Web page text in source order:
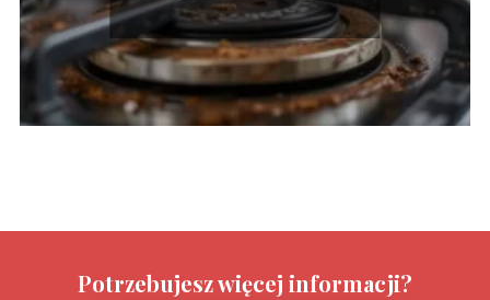
Potrzebujesz więcej informacji?